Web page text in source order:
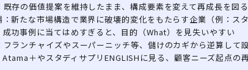
存の価値提案を維持したまま、構成要素を変えて再成長を図る
新たな市場構造で業界に破壊的変化をもたらす企業（例：スタ
功事例に当てはめすぎると、目的（What）を見失いやすい
ランチャイズやスーパーニッチ等、儲けのカギから逆算して
＋やスタディサプリENGLISHに見る、顧客ニーズ起点の